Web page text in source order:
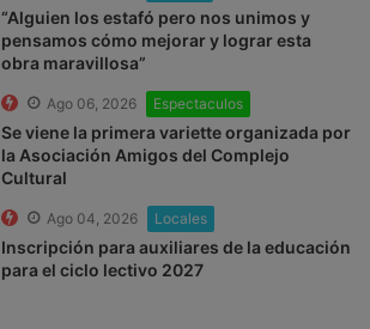
“Alguien los estafó pero nos unimos y
pensamos cómo mejorar y lograr esta
obra maravillosa”
Ago 06, 2026 Espectaculos
Se viene la primera variette organizada por
la Asociación Amigos del Complejo
Cultural
Ago 04, 2026 Locales
Inscripción para auxiliares de la educación
para el ciclo lectivo 2027